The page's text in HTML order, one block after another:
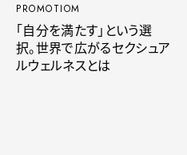
PROMOTIOM
「自分を満たす」という選
択。世界で広がるセクシュア
ルウェルネスとは